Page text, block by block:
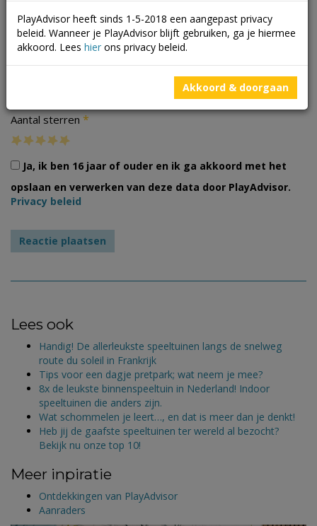
Aantal sterren *
Ja, ik ben 16 jaar of ouder en ik ga akkoord met het
opslaan en verwerken van deze data door PlayAdvisor.
Privacy beleid
Lees ook
Handig! De allerleukste speeltuinen langs de snelweg
route du soleil in Frankrijk
Tips voor een dagje pretpark; wat neem je mee?
8x de leukste binnenspeeltuin in Nederland! Indoor
speeltuinen die anders zijn.
Wat schommelen je leert…, en dat is meer dan je denkt!
Heb jij de gaafste speeltuinen ter wereld al bezocht?
Bekijk nu onze top 10!
Meer inpiratie
Ontdekkingen van PlayAdvisor
Aanraders
PlayAdvisor heeft sinds 1-5-2018 een aangepast privacy
beleid. Wanneer je PlayAdvisor blijft gebruiken, ga je hiermee
akkoord. Lees hier ons privacy beleid.
Akkoord & doorgaan